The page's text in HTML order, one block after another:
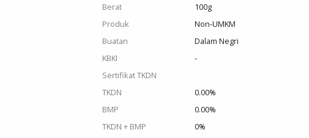
Berat
100g
Produk
Non-UMKM
Buatan
Dalam Negri
KBKI
-
Sertifikat TKDN
TKDN
0.00%
BMP
0.00%
TKDN + BMP
0%